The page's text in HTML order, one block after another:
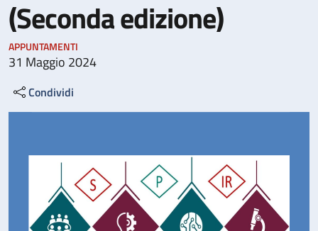
(Seconda edizione)
APPUNTAMENTI
31 Maggio 2024
Condividi